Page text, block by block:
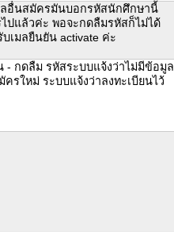
ลอื่นสมัครมันบอกรหัสนักศึกษานี้
ปแล้วค่ะ พอจะกดลืมรหัสก็ไม่ได้
บเมลยืนยัน activate ค่ะ
- กดลืม รหัสระบบแจ้งว่าไม่มีข้อมูล
ครใหม่ ระบบแจ้งว่าลงทะเบียนไว้